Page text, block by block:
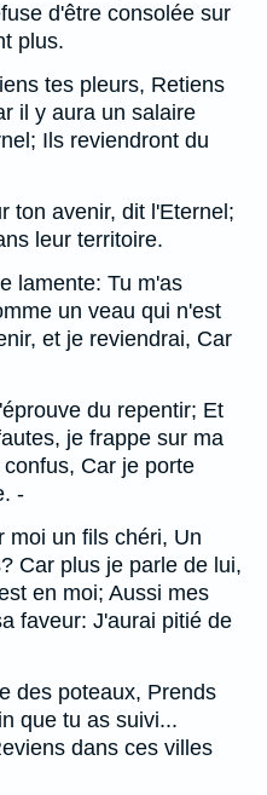
d'être consolée sur
plus.
tes pleurs, Retiens
il y aura un salaire
Ils reviendront du
ton avenir, dit l'Eternel;
leur territoire.
lamente: Tu m'as
un veau qui n'est
et je reviendrai, Car
du repentir; Et
je frappe sur ma
Car je porte
-
moi un fils chéri, Un
Car plus je parle de lui,
en moi; Aussi mes
faveur: J'aurai pitié de
des poteaux, Prends
que tu as suivi...
dans ces villes